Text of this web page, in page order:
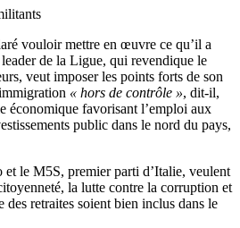
vouloir mettre en œuvre ce qu’il a
de la Ligue, qui revendique le
veut imposer les points forts de son
« hors de contrôle », dit-il,
économique favorisant l’emploi aux
public dans le nord du pays,
le M5S, premier parti d’Italie, veulent
la lutte contre la corruption et
des retraites soient bien inclus dans le